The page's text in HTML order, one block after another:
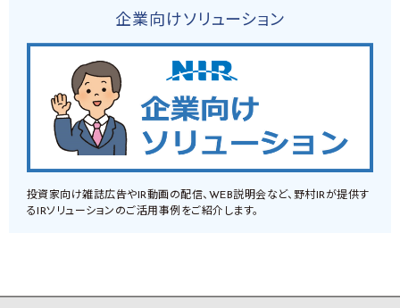
企業向けソリューション
投資家向け雑誌広告やIR動画の配信、WEB説明会など、野村IRが提供す
るIRソリューションのご活用事例をご紹介します。